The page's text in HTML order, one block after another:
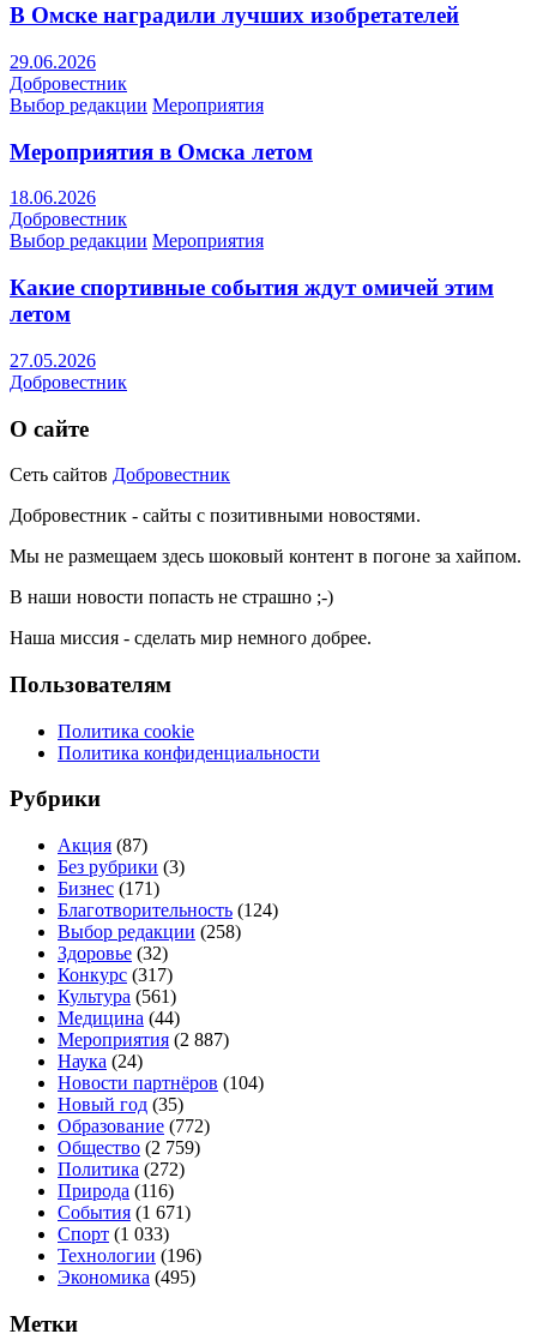
В Омске наградили лучших изобретателей
29.06.2026
Добровестник
Выбор редакции Мероприятия
Мероприятия в Омска летом
18.06.2026
Добровестник
Выбор редакции Мероприятия
Какие спортивные события ждут омичей этим
летом
27.05.2026
Добровестник
О сайте
Сеть сайтов Добровестник
Добровестник - сайты с позитивными новостями.
Мы не размещаем здесь шоковый контент в погоне за хайпом.
В наши новости попасть не страшно ;-)
Наша миссия - сделать мир немного добрее.
Пользователям
Политика cookie
Политика конфиденциальности
Рубрики
Акция (87)
Без рубрики (3)
Бизнес (171)
Благотворительность (124)
Выбор редакции (258)
Здоровье (32)
Конкурс (317)
Культура (561)
Медицина (44)
Мероприятия (2 887)
Наука (24)
Новости партнёров (104)
Новый год (35)
Образование (772)
Общество (2 759)
Политика (272)
Природа (116)
События (1 671)
Спорт (1 033)
Технологии (196)
Экономика (495)
Метки